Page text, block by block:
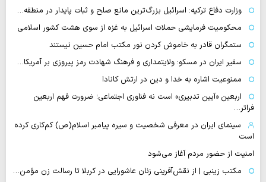
وزارت دفاع ترکیه: اسرائیل بزرگ‌ترین مانع صلح و ثبات پایدار در منطقه…
محکومیت فرمایشی حملات اسرائیل به غزه از سوی هشت کشور اسلامی
ستمگران قادر به خاموش کردن نور مکتب امام حسین نیستند
سفیر ایران در مسکو: ولایتمداری و فرهنگ شهادت رمز پیروزی بر آمریکا…
ممنوعیت اشاره به خدا و دین در ارتش کانادا
اربعین «آیین تدبیری» است نه فناوری اجتماعی؛ ضرورت فهم اربعین
فراتر…
سینمای ایران در معرفی شخصیت و سیره پیامبر اسلام(ص) کم‌کاری کرده
است
امنیت از حضور مردم آغاز می‌شود
مکتب زینبی | از نقش‌آفرینی زنان عاشورایی در کربلا تا رسالت زن مؤمن…